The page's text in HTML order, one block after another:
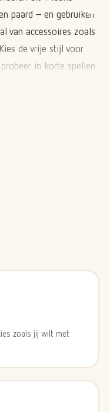
paard – en gebruiken
van accessoires zoals
de vrije stijl voor
in korte spellen
foto van je creatie
zoals jij wilt met